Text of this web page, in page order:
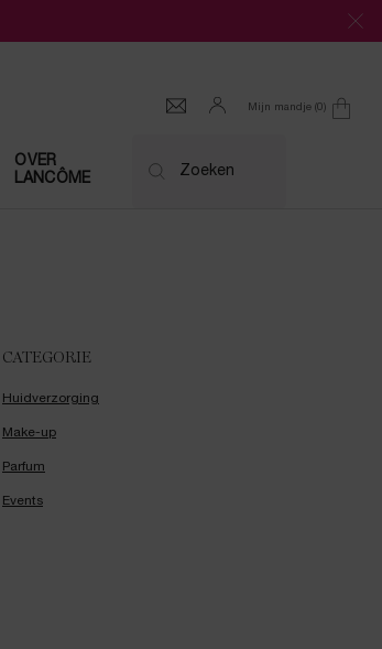
Mijn mandje 0
0 product
OVER
LANCÔME
Zoeken
CATEGORIE
Huidverzorging
Make-up
Parfum
Events